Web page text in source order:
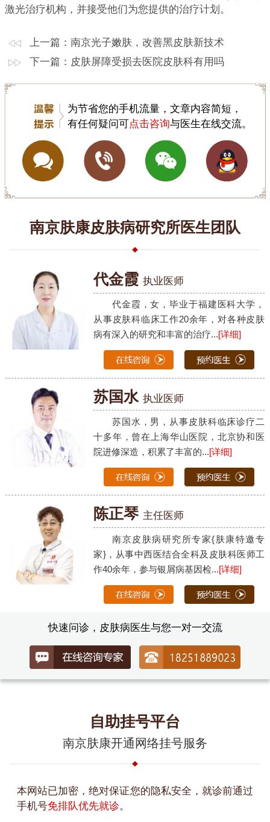
激光治疗机构，并接受他们为您提供的治疗计划。
上一篇： 南京光子嫩肤，改善黑皮肤新技术
下一篇： 皮肤屏障受损去医院皮肤科有用吗
为节省您的手机流量，文章内容简短，
有任何疑问可点击咨询与医生在线交流。
南京肤康皮肤病研究所医生团队
代金霞 执业医师
代金霞，女，毕业于福建医科大学，
从事皮肤科临床工作20余年，对各种皮肤
病有深入的研究和丰富的治疗...[详细]
苏国水 执业医师
苏国水，男，从事皮肤科临床诊疗二
十多年，曾在上海华山医院，北京协和医
院进修深造，积累了丰富的...[详细]
陈正琴 主任医师
南京皮肤病研究所专家{肤康特邀专
家}，从事中西医结合全科及皮肤科医师工
作40余年，参与银屑病基因检...[详细]
快速问诊，皮肤病医生与您一对一交流
自助挂号平台
南京肤康开通网络挂号服务
本网站已加密，绝对保证您的隐私安全，就诊前通过
手机号免排队优先就诊。